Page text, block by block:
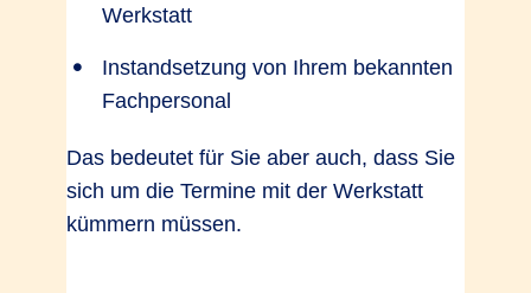
Mobilitätspauschale bei Entwendung
bis 500 EUR
Werkstatt
Instandsetzung von Ihrem bekannten
Fachpersonal
Das bedeutet für Sie aber auch, dass Sie
sich um die Termine mit der Werkstatt
kümmern müssen.